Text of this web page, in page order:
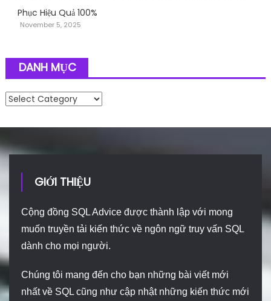
Phục Hiệu Quả 100%
November 5, 2025
DANH MỤC
Danh mục
GIỚI THIỆU
Cộng đồng SQL Advice được thành lập với mong
muốn truyền tải kiến thức về ngôn ngữ truy vấn SQL
dành cho mọi người.
Chúng tôi mang đến cho bạn những bài viết mới
nhất về SQL cũng như cập nhật những kiến thức mới